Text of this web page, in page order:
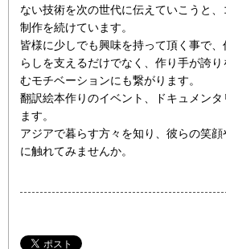
ない技術を次の世代に伝えていこうと
制作を続けています。
皆様に少しでも興味を持って頂く事で
らしを支えるだけでなく、作り手が誇
むモチベーションにも繋がります。
翻訳絵本作りのイベント、ドキュメン
ます。
アジアで暮らす方々を知り、彼らの笑
に触れてみませんか。